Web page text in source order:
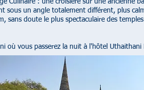
Culinaire : une croisière sur une ancienne
sous un angle totalement différent, plus
sans doute le plus spectaculaire des
où vous passerez la nuit à l'hôtel Uthaithani